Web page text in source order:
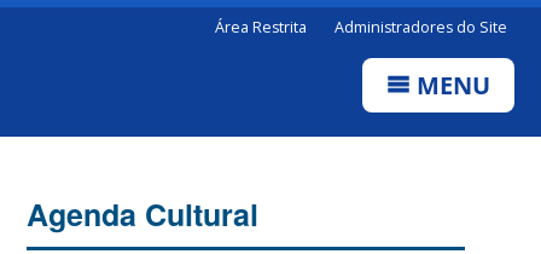
Área Restrita Administradores do Site
MENU
Agenda Cultural